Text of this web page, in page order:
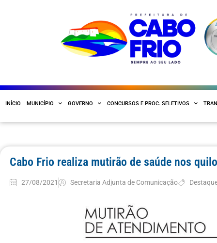
INÍCIO MUNICÍPIO GOVERNO CONCURSOS E PROC. SELETIVOS
Cabo Frio realiza mutirão de saúde nos
27/08/2021 Secretaria Adjunta de Comunicação